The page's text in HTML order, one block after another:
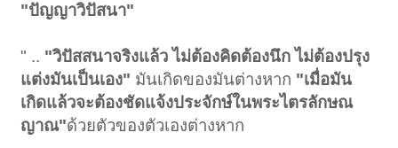
"ปัญญาวิปัสนา"
" .. "วิปัสสนาจริงแล้ว ไม่ต้องคิดต้องนึก ไม่ต้องปรุง
แต่งมันเป็นเอง" มันเกิดของมันต่างหาก "เมื่อมัน
เกิดแล้วจะต้องชัดแจ้งประจักษ์ในพระไตรลักษณ
ญาณ"ด้วยตัวของตัวเองต่างหาก